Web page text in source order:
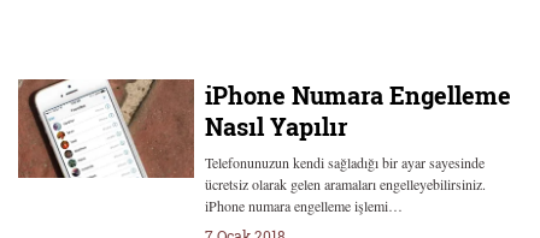
iPhone Numara Engelleme
Nasıl Yapılır
Telefonunuzun kendi sağladığı bir ayar sayesinde
ücretsiz olarak gelen aramaları engelleyebilirsiniz.
iPhone numara engelleme işlemi…